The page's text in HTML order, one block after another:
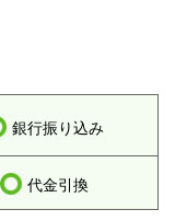
銀行振り込み
代金引換